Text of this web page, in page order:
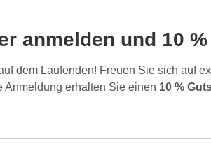
anmelden und 10
dem Laufenden! Freuen Sie sich auf
Anmeldung erhalten Sie einen 10 %